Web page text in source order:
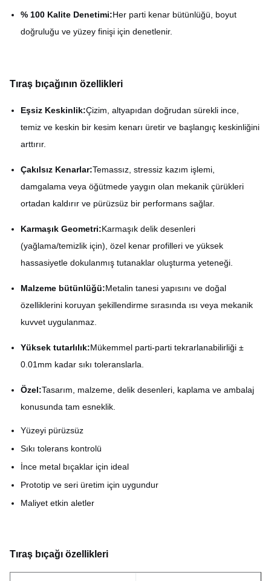
% 100 Kalite Denetimi:Her parti kenar bütünlüğü, boyut
doğruluğu ve yüzey finişi için denetlenir.
Tıraş bıçağının özellikleri
Eşsiz Keskinlik:Çizim, altyapıdan doğrudan sürekli ince,
temiz ve keskin bir kesim kenarı üretir ve başlangıç keskinliğini
arttırır.
Çakılsız Kenarlar:Temassız, stressiz kazım işlemi,
damgalama veya öğütmede yaygın olan mekanik çürükleri
ortadan kaldırır ve pürüzsüz bir performans sağlar.
Karmaşık Geometri:Karmaşık delik desenleri
(yağlama/temizlik için), özel kenar profilleri ve yüksek
hassasiyetle dokulanmış tutanaklar oluşturma yeteneği.
Malzeme bütünlüğü:Metalin tanesi yapısını ve doğal
özelliklerini koruyan şekillendirme sırasında ısı veya mekanik
kuvvet uygulanmaz.
Yüksek tutarlılık:Mükemmel parti-parti tekrarlanabilirliği ±
0.01mm kadar sıkı toleranslarla.
Özel:Tasarım, malzeme, delik desenleri, kaplama ve ambalaj
konusunda tam esneklik.
Yüzeyi pürüzsüz
Sıkı tolerans kontrolü
İnce metal bıçaklar için ideal
Prototip ve seri üretim için uygundur
Maliyet etkin aletler
Tıraş bıçağı özellikleri